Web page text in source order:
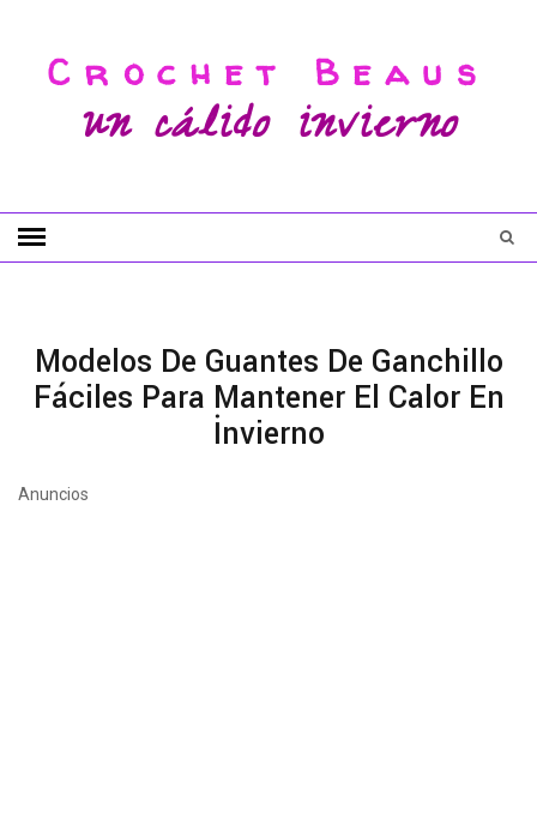
Crochet Beaus
un cálido invierno
Modelos De Guantes De Ganchillo
Fáciles Para Mantener El Calor En
İnvierno
Anuncios